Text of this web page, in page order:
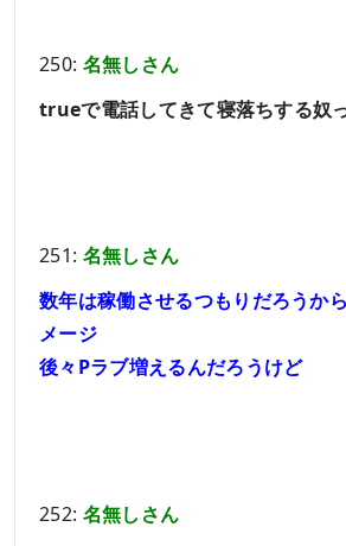
250: 名無しさん
trueで電話してきて寝落ちする奴
251: 名無しさん
数年は稼働させるつもりだろうか
メージ
後々Pラブ増えるんだろうけど
252: 名無しさん